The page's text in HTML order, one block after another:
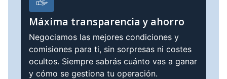
Máxima transparencia y ahorro
Negociamos las mejores condiciones y
comisiones para ti, sin sorpresas ni costes
ocultos. Siempre sabrás cuánto vas a ganar
y cómo se gestiona tu operación.